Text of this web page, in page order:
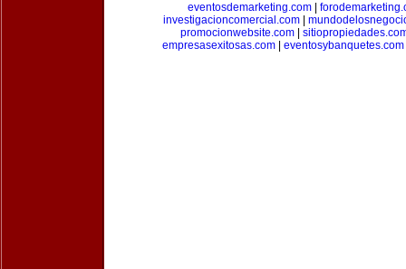
eventosdemarketing.com|
investigacioncomercial.com
promocionwebsite.com
empresasexitosas.com
eventosybanquetes.com